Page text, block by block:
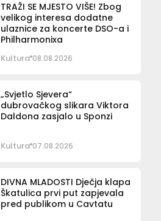
TRAŽI SE MJESTO VIŠE! Zbog
velikog interesa dodatne
ulaznice za koncerte DSO-a i
Philharmonixa
Kultura 08.08.2026
„Svjetlo Sjevera“
dubrovačkog slikara Viktora
Daldona zasjalo u Sponzi
Kultura 07.08.2026
DIVNA MLADOSTI Dječja klapa
Škatulica prvi put zapjevala
pred publikom u Cavtatu